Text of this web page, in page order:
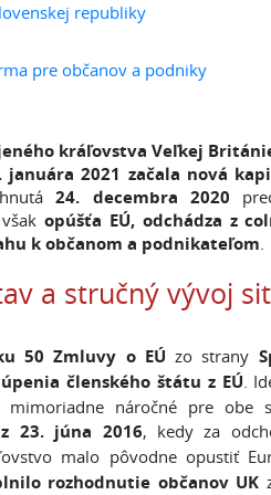
republiky
pre občanov a podniky
kráľovstva Veľkej
januára 2021 začala nová
24. decembra 2020
opúšťa EÚ, odchádza z
k občanom a podnikateľom.
a stručný vývoj
50 Zmluvy o EÚ zo strany
členského štátu z EÚ.
mimoriadne náročné pre obe
23. júna 2016, kedy za
malo pôvodne opustiť
rozhodnutie občanov UK